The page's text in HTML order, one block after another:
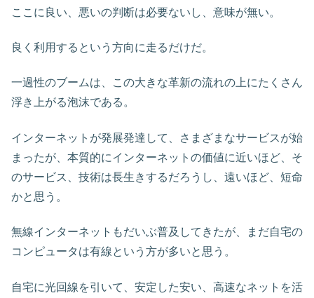
ここに良い、悪いの判断は必要ないし、意味が無い。
良く利用するという方向に走るだけだ。
一過性のブームは、この大きな革新の流れの上にたくさん
浮き上がる泡沫である。
インターネットが発展発達して、さまざまなサービスが始
まったが、本質的にインターネットの価値に近いほど、そ
のサービス、技術は長生きするだろうし、遠いほど、短命
かと思う。
無線インターネットもだいぶ普及してきたが、まだ自宅の
コンピュータは有線という方が多いと思う。
自宅に光回線を引いて、安定した安い、高速なネットを活